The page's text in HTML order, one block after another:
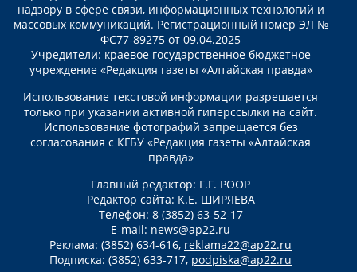
надзору в сфере связи, информационных технологий и
массовых коммуникаций. Регистрационный номер ЭЛ №
ФС77-89275 от 09.04.2025
Учредители: краевое государственное бюджетное
учреждение «Редакция газеты «Алтайская правда»
Использование текстовой информации разрешается
только при указании активной гиперссылки на сайт.
Использование фотографий запрещается без
согласования с КГБУ «Редакция газеты «Алтайская
правда»
Главный редактор: Г.Г. РООР
Редактор сайта: К.Е. ШИРЯЕВА
Телефон: 8 (3852) 63-52-17
E-mail: news@ap22.ru
Реклама: (3852) 634-616, reklama22@ap22.ru
Подписка: (3852) 633-717, podpiska@ap22.ru